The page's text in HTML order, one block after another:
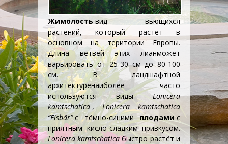
Жимолость вид вьющихся
растений, который растёт в
основном на територии Европы.
Длина ветвей этих лианможет
варьировать от 25-30 см до 80-100
см. Вландшафтной
архитектуренаиболее часто
используются видыLonicera
kamtschatica ,Lonicera kamtschatica
“Eisbär” с тёмно-синимиплодами с
приятным кисло-сладким привкусом.
Lonicera kamtschatica быстро растёт и